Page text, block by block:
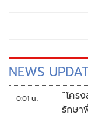
NEWS
0:01 น.
“โครงส
รักษ